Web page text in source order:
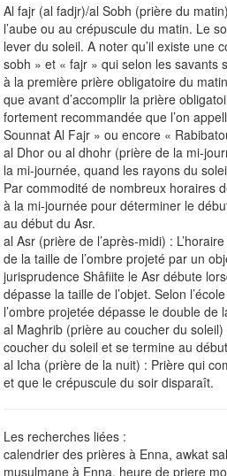
Al fajr (al fadjr)/al Sobh (prière du
l’aube ou au crépuscule du matin. Le
lever du soleil. A noter qu’il existe une
sobh » et « fajr » qui selon les savants
à la première prière obligatoire du
que avant d’accomplir la prière
fortement recommandée que l’on
Sounnat Al Fajr » ou encore «
al Dhor ou al dhohr (prière de la mi-
la mi-journée, quand les rayons du
Par commodité de nombreux horaires
à la mi-journée pour déterminer le
au début du Asr.
al Asr (prière de l’après-midi) :
de la taille de l’ombre projeté par un
jurisprudence Shâfiite le Asr débute
dépasse la taille de l’objet. Selon
l’ombre projetée dépasse le double de
al Maghrib (prière au coucher du
coucher du soleil et se termine au
al Icha (prière de la nuit) : Prière qui
et que le crépuscule du soir disparaît.
Les recherches liées :
calendrier des prières à Enna, awkat
musulmane à Enna, heure de priere